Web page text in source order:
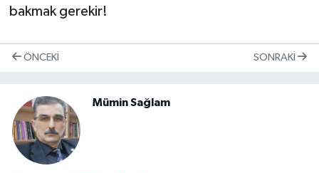
bakmak gerekir!
ÖNCEKI SONRAKI
Mümin Sağlam